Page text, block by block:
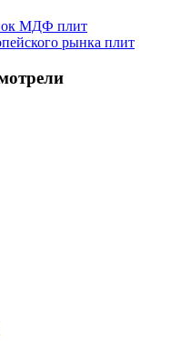
МДФ плит
рынка плит